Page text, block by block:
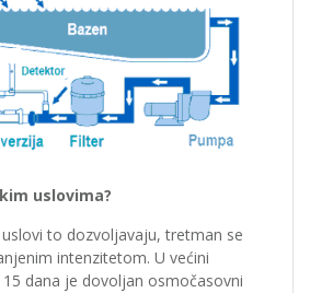
uslovima?
to dozvoljavaju, tretman se
intenzitetom. U većini
dana je dovoljan osmočasovni